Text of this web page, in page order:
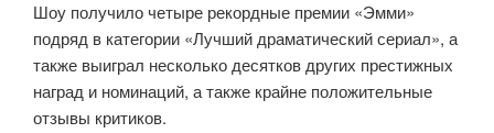
Шоу получило четыре рекордные премии «Эмми»
подряд в категории «Лучший драматический сериал», а
также выиграл несколько десятков других престижных
наград и номинаций, а также крайне положительные
отзывы критиков.